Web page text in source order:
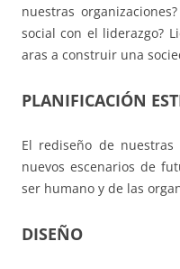
nuestras
social con el liderazgo?
aras a construir una
PLANIFICACIÓN
El rediseño de
nuevos escenarios de
ser humano y de las
DISEÑO